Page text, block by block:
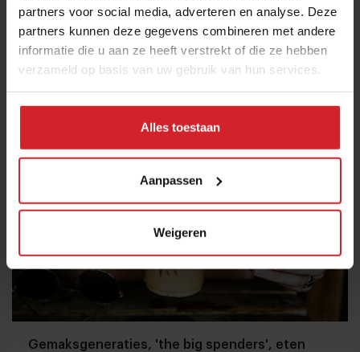
partners voor social media, adverteren en analyse. Deze
partners kunnen deze gegevens combineren met andere
informatie die u aan ze heeft verstrekt of die ze hebben
verzameld op basis van uw gebruik van hun services.
Alles toestaan
Aanpassen
Weigeren
En hoe zit het met verplicht tien minuten eerder aanwezig op
15 januari 2025 | 3 min
Restaurants Ondernemen
Gemaksgeneraties, 'the big spenders', eten